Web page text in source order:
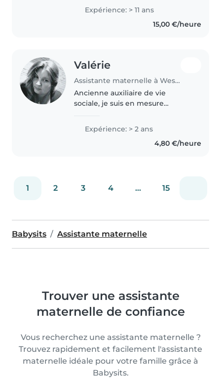
apporté différentes activités
adapté à l'âge et au
développement de l'enfant. Je
Expérience: > 11 ans
15,00 €/heure
Valérie
Assistante maternelle à Westhouse-Marmoutier
Ancienne auxiliaire de vie
sociale, je suis en mesure
besoins spécifiques. Le respect
et la bienveillance sont mes
Expérience: > 2 ans
4,80 €/heure
1 2 3 4 ... 15
Babysits Assistante maternelle
Trouver une assistante
maternelle de confiance
Vous recherchez une assistante maternelle ?
Trouvez rapidement et facilement l'assistante
maternelle idéale pour votre famille grâce à
Babysits.